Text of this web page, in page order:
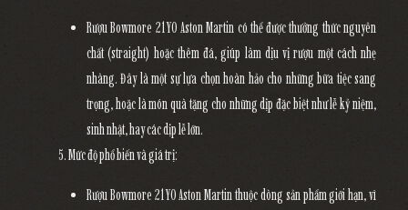
Rượu Bowmore 21YO Aston Martin có thể được thưởng thức nguyên
chất (straight) hoặc thêm đá, giúp làm dịu vị rượu một cách nhẹ
nhàng. Đây là một sự lựa chọn hoàn hảo cho những bữa tiệc sang
trọng, hoặc là món quà tặng cho những dịp đặc biệt như lễ kỷ niệm,
sinh nhật, hay các dịp lễ lớn.
Mức độ phổ biến và giá trị:
Rượu Bowmore 21YO Aston Martin thuộc dòng sản phẩm giới hạn, vì